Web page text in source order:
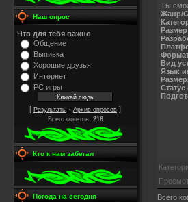
Наш опрос
Что для тебя важно
Общение
Выпивка
Хорошие друзья
Интернет
PC игры
[ Результаты · Архив опросов ]
Всего ответов: 216
Кто к нам забегал
Погода на сегодня
Ты
Жанр/
Вид
Язык
Всего